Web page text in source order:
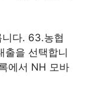
다. 63.농협
출을 선택합니
에서 NH 모바